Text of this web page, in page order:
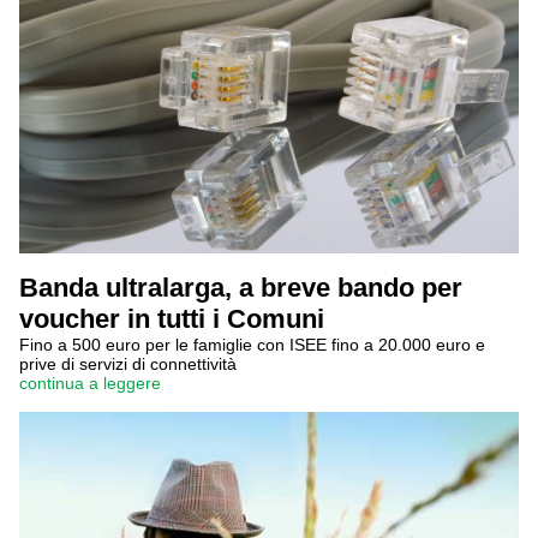
Banda ultralarga, a breve bando per
voucher in tutti i Comuni
Fino a 500 euro per le famiglie con ISEE fino a 20.000 euro e
prive di servizi di connettività
continua a leggere